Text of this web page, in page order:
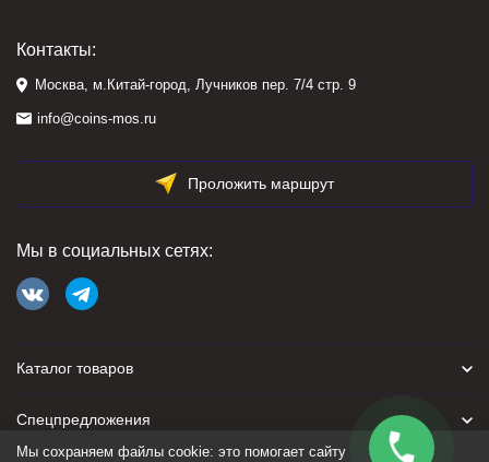
Контакты:
Москва, м.Китай-город, Лучников пер. 7/4 стр. 9
info@coins-mos.ru
Проложить маршрут
Мы в социальных сетях:
Каталог товаров
Спецпредложения
Мы сохраняем файлы cookie: это помогает сайту